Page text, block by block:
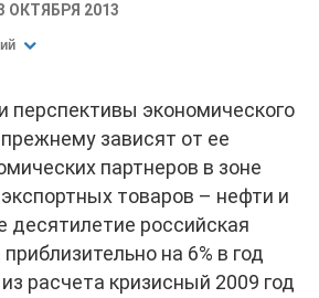
ОКТЯБРЯ 2013
перспективы экономического
зависят от ее
партнеров в зоне
товаров – нефти и
десятилетие российская
на 6% в год
расчета кризисный 2009 год